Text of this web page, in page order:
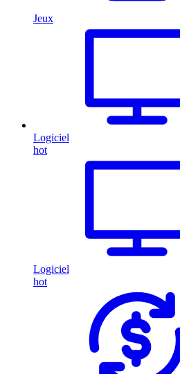
Jeux
Logiciel
hot
Logiciel
hot